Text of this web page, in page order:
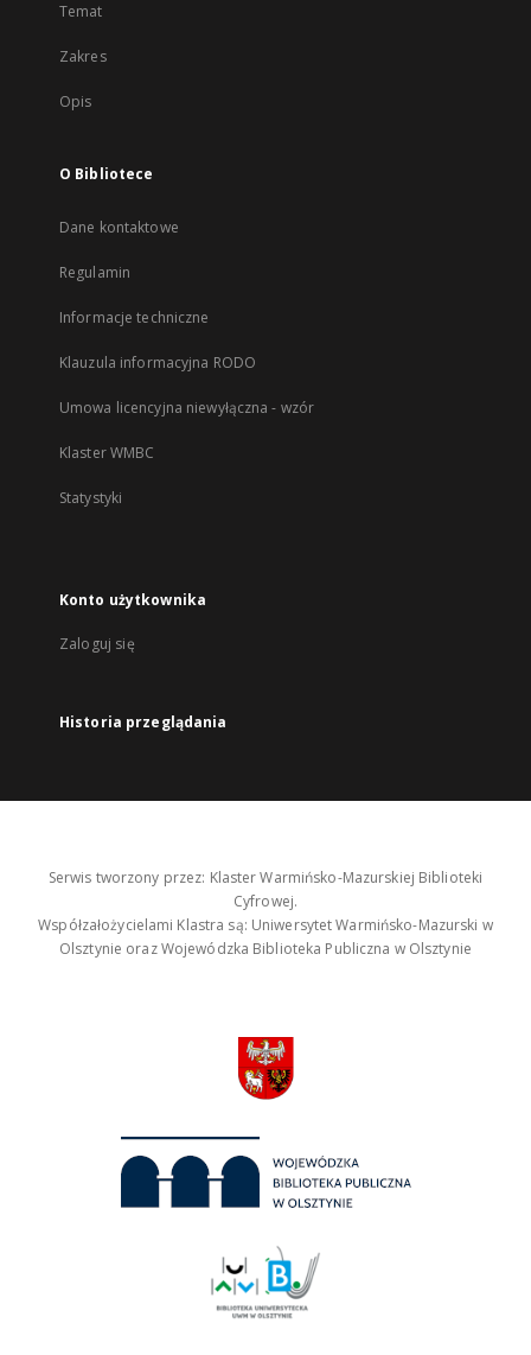
Temat
Zakres
Opis
O Bibliotece
Dane kontaktowe
Regulamin
Informacje techniczne
Klauzula informacyjna RODO
Umowa licencyjna niewyłączna - wzór
Klaster WMBC
Statystyki
Konto użytkownika
Zaloguj się
Historia przeglądania
Serwis tworzony przez: Klaster Warmińsko-Mazurskiej Biblioteki
Cyfrowej.
Współzałożycielami Klastra są: Uniwersytet Warmińsko-Mazurski w
Olsztynie oraz Wojewódzka Biblioteka Publiczna w Olsztynie